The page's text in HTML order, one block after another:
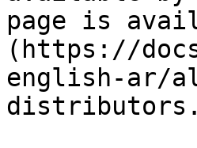
page is
(https://
english-ar/